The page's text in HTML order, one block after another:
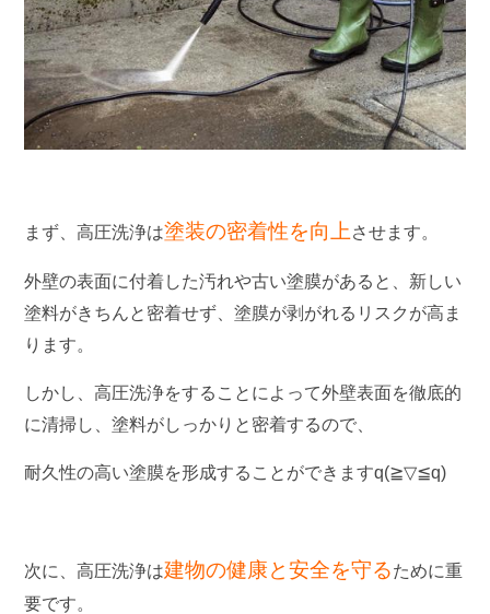
まず、高圧洗浄は塗装の密着性を向上 させます。
外壁の表面に付着した汚れや古い塗膜があると、新しい
塗料がきちんと密着せず、塗膜が剥がれるリスクが高ま
ります。
しかし、高圧洗浄をすることによって外壁表面を徹底的
に清掃し、塗料がしっかりと密着するので、
耐久性の高い塗膜を形成することができますq(≧▽≦q)
次に、高圧洗浄は建物の健康と安全を守るために重
要です。